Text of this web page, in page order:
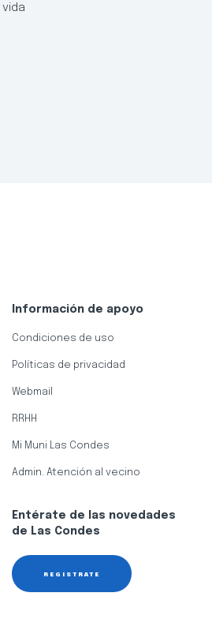
Información de apoyo
Condiciones de uso
Políticas de privacidad
Webmail
RRHH
Mi Muni Las Condes
Admin. Atención al vecino
Entérate de las novedades
de Las Condes
REGÍSTRATE